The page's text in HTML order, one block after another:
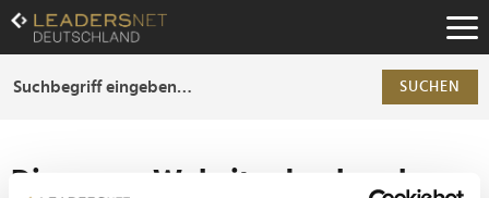
Zum
Inhalt
Zur
Fußzeilen-
SUCHEN
Die ganze Website durchsuchen